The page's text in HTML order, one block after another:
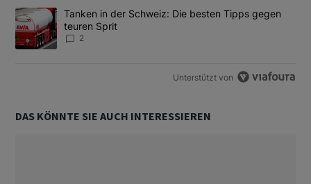
Ein Trendartikel mit dem Titel "Tanken in der Schweiz: Die
Tanken in der Schweiz: Die besten Tipps gegen
teuren Sprit
2
Unterstützt von
DAS KÖNNTE SIE AUCH INTERESSIEREN